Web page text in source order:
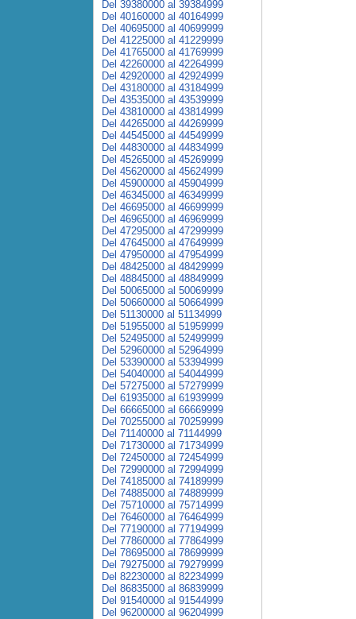
Del 39380000 al 39384999
Del 40160000 al 40164999
Del 40695000 al 40699999
Del 41225000 al 41229999
Del 41765000 al 41769999
Del 42260000 al 42264999
Del 42920000 al 42924999
Del 43180000 al 43184999
Del 43535000 al 43539999
Del 43810000 al 43814999
Del 44265000 al 44269999
Del 44545000 al 44549999
Del 44830000 al 44834999
Del 45265000 al 45269999
Del 45620000 al 45624999
Del 45900000 al 45904999
Del 46345000 al 46349999
Del 46695000 al 46699999
Del 46965000 al 46969999
Del 47295000 al 47299999
Del 47645000 al 47649999
Del 47950000 al 47954999
Del 48425000 al 48429999
Del 48845000 al 48849999
Del 50065000 al 50069999
Del 50660000 al 50664999
Del 51130000 al 51134999
Del 51955000 al 51959999
Del 52495000 al 52499999
Del 52960000 al 52964999
Del 53390000 al 53394999
Del 54040000 al 54044999
Del 57275000 al 57279999
Del 61935000 al 61939999
Del 66665000 al 66669999
Del 70255000 al 70259999
Del 71140000 al 71144999
Del 71730000 al 71734999
Del 72450000 al 72454999
Del 72990000 al 72994999
Del 74185000 al 74189999
Del 74885000 al 74889999
Del 75710000 al 75714999
Del 76460000 al 76464999
Del 77190000 al 77194999
Del 77860000 al 77864999
Del 78695000 al 78699999
Del 79275000 al 79279999
Del 82230000 al 82234999
Del 86835000 al 86839999
Del 91540000 al 91544999
Del 96200000 al 96204999